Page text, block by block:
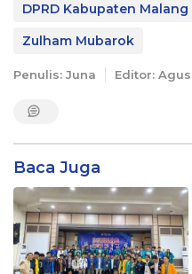
DPRD Kabupaten Malang
Zulham Mubarok
Penulis: Juna Editor:
Baca Juga